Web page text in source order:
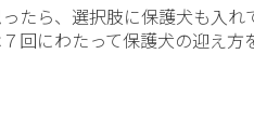
たら、選択肢に保護犬も入れ
回にわたって保護犬の迎え